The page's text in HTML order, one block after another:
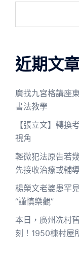
近期文
廣找九宮格講座
書法教學
【張立文】轉換
視角
輕微犯法原告若
先接收治療或輔
楊榮文老婆患罕
“謹慎樂觀”
本日，廣州冼村
刻！1950棟村屋